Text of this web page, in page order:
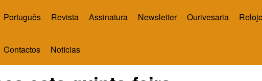
Português Revista Assinatura Newsletter Ourivesaria
Contactos Notícias